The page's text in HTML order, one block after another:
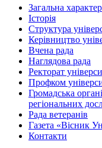
Загальна
Історія
Структура
Керівництво
Вчена рада
Наглядова рада
Ректорат
Профком
Громадська
регіональних
Рада ветеранів
Газета «Вісник
Контакти